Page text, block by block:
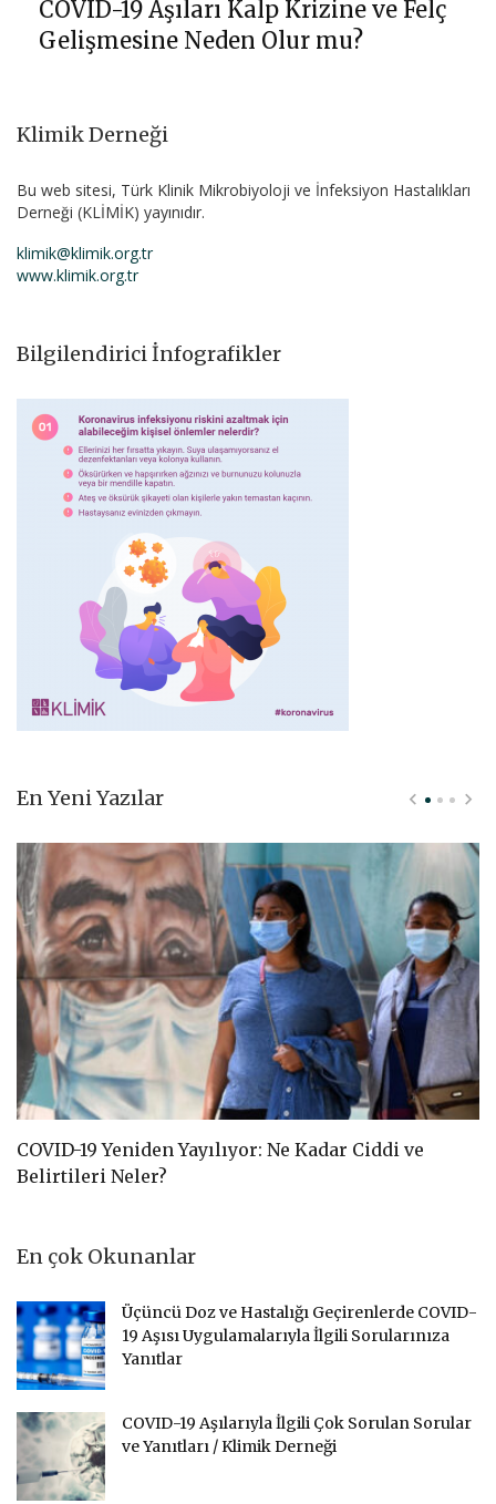
COVID-19 Aşıları Kalp Krizine ve Felç
Gelişmesine Neden Olur mu?
Klimik Derneği
Bu web sitesi, Türk Klinik Mikrobiyoloji ve İnfeksiyon Hastalıkları
Derneği (KLİMİK) yayınıdır.
klimik@klimik.org.tr
www.klimik.org.tr
Bilgilendirici İnfografikler
En Yeni Yazılar
COVID-19 Yeniden Yayılıyor: Ne Kadar Ciddi ve
Belirtileri Neler?
En çok Okunanlar
Üçüncü Doz ve Hastalığı Geçirenlerde COVID-
19 Aşısı Uygulamalarıyla İlgili Sorularınıza
Yanıtlar
COVID-19 Aşılarıyla İlgili Çok Sorulan Sorular
ve Yanıtları / Klimik Derneği